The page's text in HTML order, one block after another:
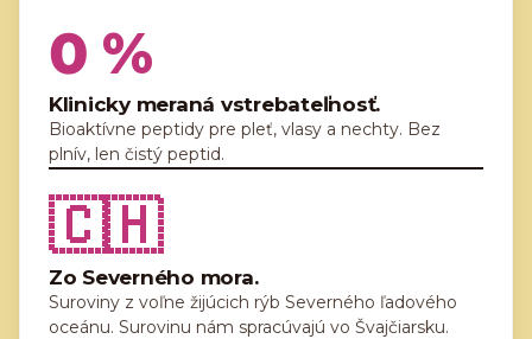
0 %
Klinicky meraná vstrebateľnosť.
Bioaktívne peptidy pre pleť, vlasy a nechty. Bez
plnív, len čistý peptid.
🇨🇭
Zo Severného mora.
Suroviny z voľne žijúcich rýb Severného ľadového
oceánu. Surovinu nám spracúvajú vo Švajčiarsku.